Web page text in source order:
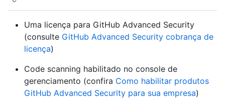
Uma licença para GitHub Advanced Security
(consulte GitHub Advanced Security cobrança de
licença)
Code scanning habilitado no console de
gerenciamento (confira Como habilitar produtos
GitHub Advanced Security para sua empresa)